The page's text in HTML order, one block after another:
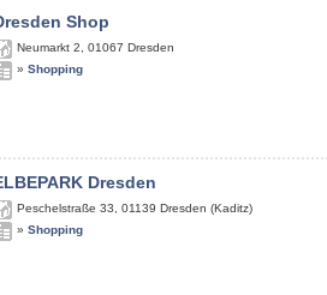
Shop
Neumarkt 2 01067 Dresden
» Shopping
Dresden
Peschelstraße 33 01139 Dresden (Kaditz)
» Shopping